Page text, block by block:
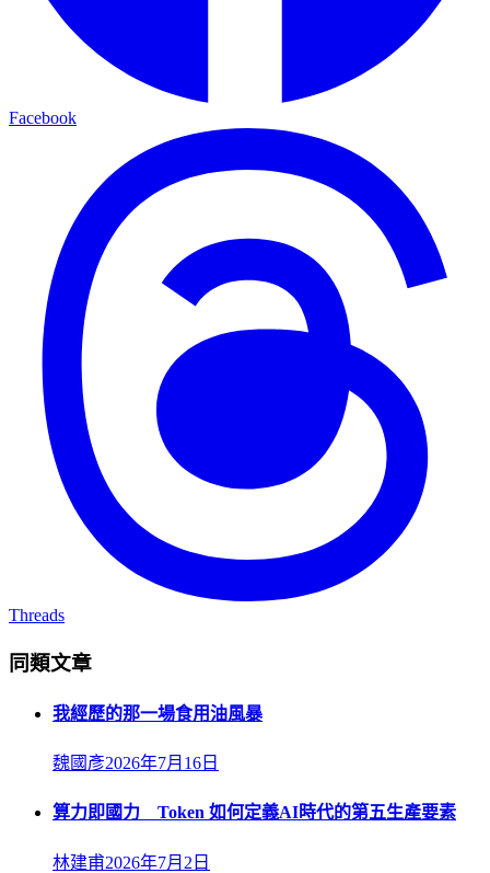
Facebook
Threads
同類文章
我經歷的那一場食用油風暴
魏國彥2026年7月16日
算力即國力 Token 如何定義AI時代的第五生產要素
林建甫2026年7月2日